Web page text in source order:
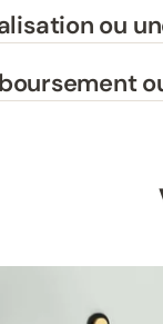
ou